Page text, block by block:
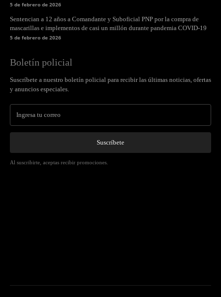
5 de febrero de 2026
Sentencian a 12 años a Comandante y Suboficial PNP por la compra de
mascarillas e implementos de casi un millón durante pandemia COVID-19
5 de febrero de 2026
Boletín policial
Suscríbete a nuestro boletín policial para recibir las últimas noticias, ofertas
y anuncios especiales.
Suscríbete
Al suscribirte, aceptas recibir promociones.